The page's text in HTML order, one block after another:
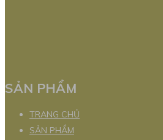
SẢN PHẨM
TRANG CHỦ
SẢN PHẨM